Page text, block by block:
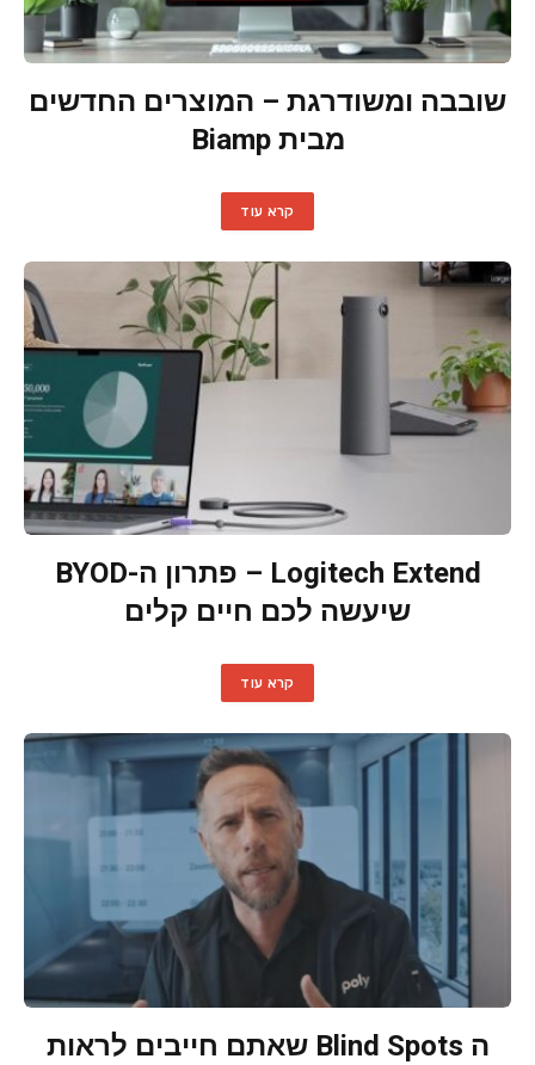
שובבה ומשודרגת – המוצרים החדשים
מבית Biamp
קרא עוד
Logitech Extend – פתרון ה-BYOD
שיעשה לכם חיים קלים
קרא עוד
ה Blind Spots שאתם חייבים לראות